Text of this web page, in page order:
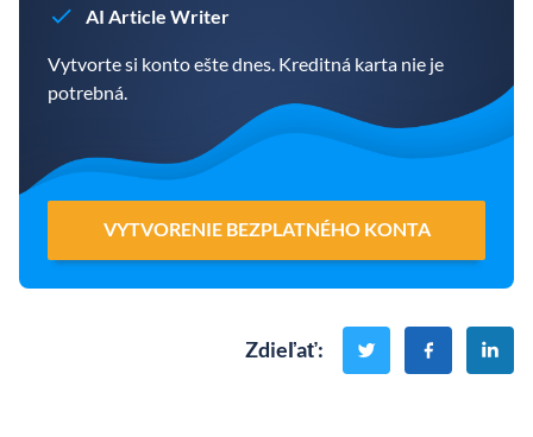
AI Article Writer
Vytvorte si konto ešte dnes. Kreditná karta nie je
potrebná.
VYTVORENIE BEZPLATNÉHO KONTA
Zdieľať: